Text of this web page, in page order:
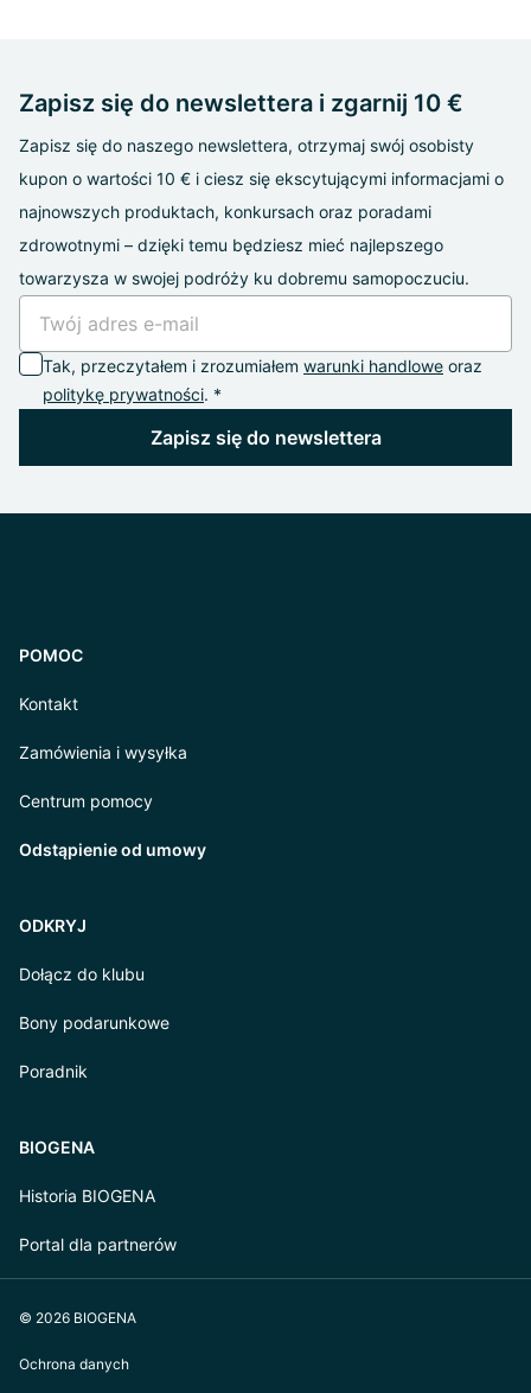
Zapisz się do newslettera i zgarnij 10 €
Zapisz się do naszego newslettera, otrzymaj swój osobisty
kupon o wartości 10 € i ciesz się ekscytującymi informacjami o
najnowszych produktach, konkursach oraz poradami
zdrowotnymi – dzięki temu będziesz mieć najlepszego
towarzysza w swojej podróży ku dobremu samopoczuciu.
Tak, przeczytałem i zrozumiałem warunki handlowe oraz
politykę prywatności. *
Zapisz się do newslettera
POMOC
Kontakt
Zamówienia i wysyłka
Centrum pomocy
Odstąpienie od umowy
ODKRYJ
Dołącz do klubu
Bony podarunkowe
Poradnik
BIOGENA
Historia BIOGENA
Portal dla partnerów
© 2026 BIOGENA
Ochrona danych